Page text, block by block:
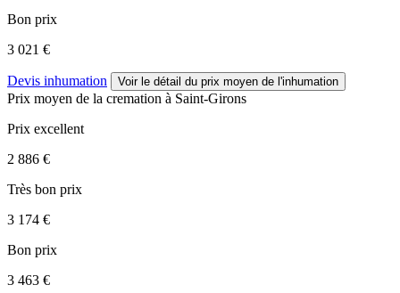
Bon prix
3 021 €
Devis inhumation Voir le détail du prix moyen de l'inhumation
Prix moyen de la cremation à Saint-Girons
Prix excellent
2 886 €
Très bon prix
3 174 €
Bon prix
3 463 €